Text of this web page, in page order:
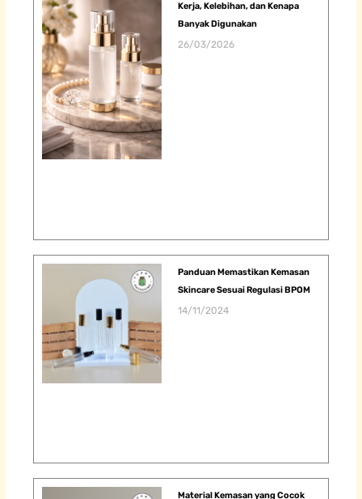
Kerja, Kelebihan, dan Kenapa
Banyak Digunakan
26/03/2026
Panduan Memastikan Kemasan
Skincare Sesuai Regulasi BPOM
14/11/2024
Material Kemasan yang Cocok